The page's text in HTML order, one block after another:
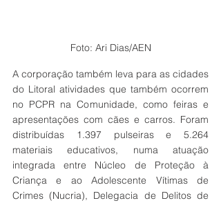
Foto: Ari Dias/AEN
A corporação também leva para as cidades
do Litoral atividades que também ocorrem
no PCPR na Comunidade, como feiras e
apresentações com cães e carros. Foram
distribuídas 1.397 pulseiras e 5.264
materiais educativos, numa atuação
integrada entre Núcleo de Proteção à
Criança e ao Adolescente Vítimas de
Crimes (Nucria), Delegacia de Delitos de